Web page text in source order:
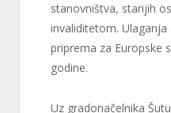
stanovništva, starijih
invaliditetom.
priprema za Europske
godine.
Uz gradonačelnika